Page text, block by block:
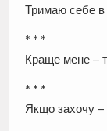
Тримаю себе в
* * *
Краще мене –
* * *
Якщо захочу –